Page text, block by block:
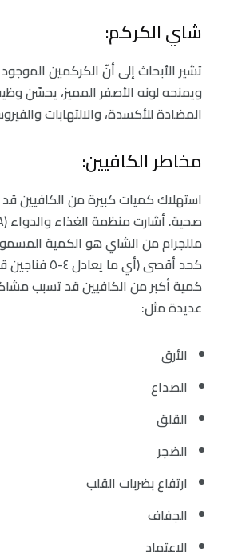
شاي الكركم:
تشير الأبحاث إلى أنّ الكركمين
ويمنحه لونه الأصفر المميز، يحسّن
المضادة للأكسدة، والالتهابات
مخاطر الكافيين:
استهلاك كميات كبيرة من الكافيين
مللجرام من الشاي هو الكمية
كحد أقصى (أي
كمية أكبر من الكافيين قد تسبب
عديدة مثل:
الأرق
الصداع
القلق
الضجر
ارتفاع بضربات القلب
الجفاف
الاعتماد